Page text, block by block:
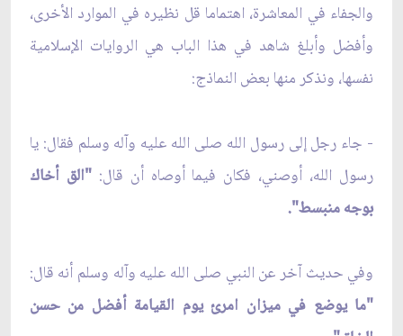
والجفاء في المعاشرة، اهتماما قل نظيره في الموارد الأخرى،
وأفضل وأبلغ شاهد في هذا الباب هي الروايات الإسلامية
نفسها، ونذكر منها بعض النماذج:
- جاء رجل إلى رسول الله صلى الله عليه وآله وسلم فقال: يا
رسول الله، أوصني، فكان فيما أوصاه أن قال: "الق أخاك
بوجه منبسط".
وفي حديث آخر عن النبي صلى الله عليه وآله وسلم أنه قال:
"ما يوضع في ميزان امرئ يوم القيامة أفضل من حسن